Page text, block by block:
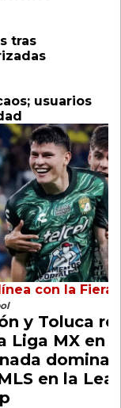
tras
usuarios
con la Fiera
y Toluca
Liga MX en
en la